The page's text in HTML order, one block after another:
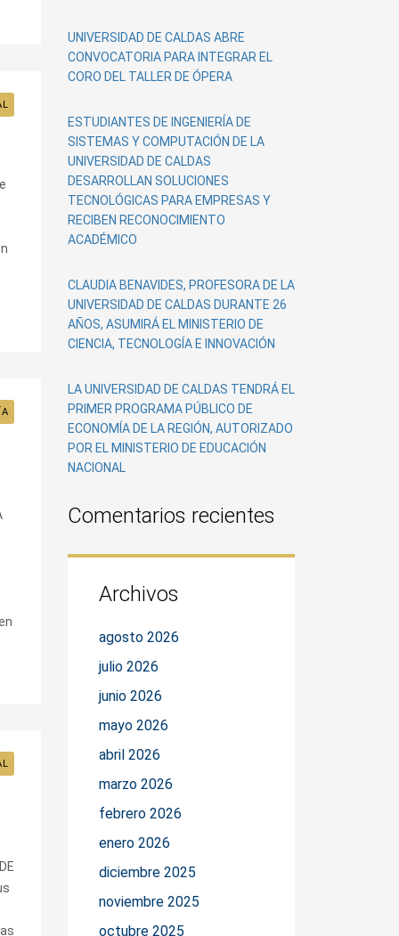
UNIVERSIDAD DE CALDAS ABRE
CONVOCATORIA PARA INTEGRAR EL
CORO DEL TALLER DE ÓPERA
ESTUDIANTES DE INGENIERÍA DE
SISTEMAS Y COMPUTACIÓN DE LA
UNIVERSIDAD DE CALDAS
DESARROLLAN SOLUCIONES
TECNOLÓGICAS PARA EMPRESAS Y
RECIBEN RECONOCIMIENTO
ACADÉMICO
CLAUDIA BENAVIDES, PROFESORA DE LA
UNIVERSIDAD DE CALDAS DURANTE 26
AÑOS, ASUMIRÁ EL MINISTERIO DE
CIENCIA, TECNOLOGÍA E INNOVACIÓN
LA UNIVERSIDAD DE CALDAS TENDRÁ EL
PRIMER PROGRAMA PÚBLICO DE
ECONOMÍA DE LA REGIÓN, AUTORIZADO
POR EL MINISTERIO DE EDUCACIÓN
NACIONAL
Comentarios recientes
Archivos
agosto 2026
julio 2026
junio 2026
mayo 2026
abril 2026
marzo 2026
febrero 2026
enero 2026
diciembre 2025
noviembre 2025
octubre 2025